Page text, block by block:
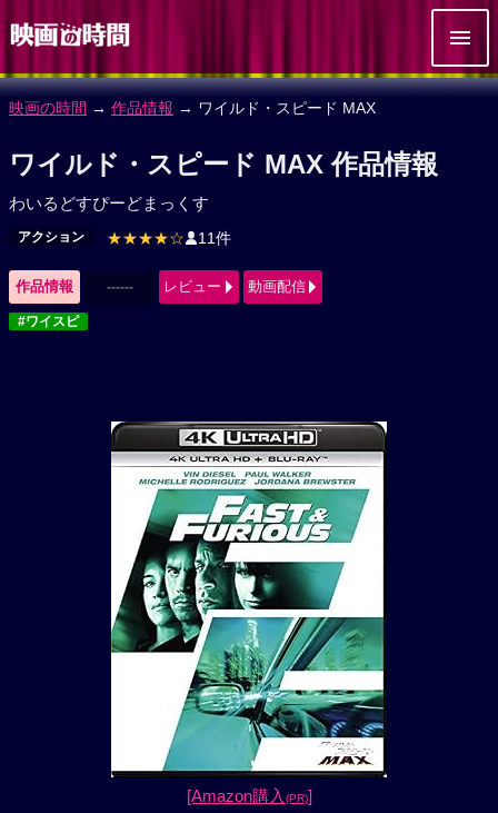
映画の時間 → 作品情報 → ワイルド・スピード MAX
ワイルド・スピード MAX 作品情報
わいるどすぴーどまっくす
アクション ★★★★☆ 11件
作品情報 ------ レビュー 動画配信
#ワイスピ
[Amazon購入 (PR)]